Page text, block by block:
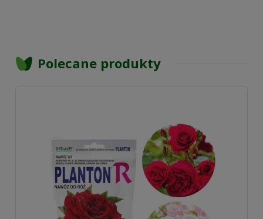
Polecane produkty